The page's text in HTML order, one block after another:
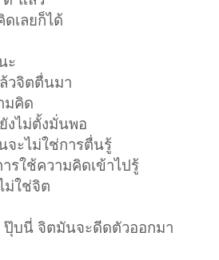
เลยก็ได้
ะ
วจิตตื่นมา
มคิด
งไม่ตั้งมั่นพอ
จะไม่ใช่การตื่นรู้
รใช้ความคิดเข้าไปรู้
ม่ใช่จิต
ปุ๊บนี่ จิตมันจะดีดตัวออกมา